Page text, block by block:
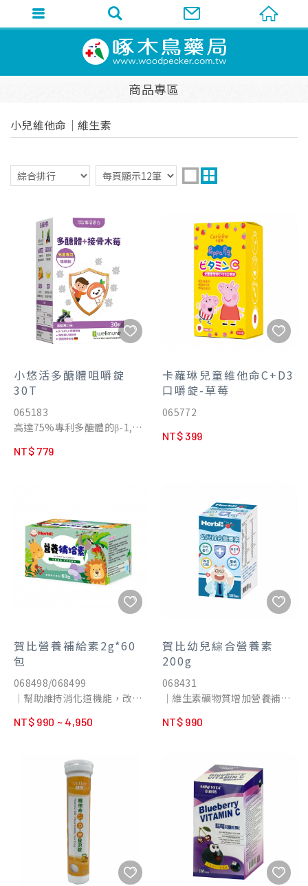
商品專區
小兒維他命│維生素
小悠活多醣體咀嚼錠
30T
065183
高達75%專利多醣體的β-1,3-
● 含德國接骨木莓可增強體
進骨骼及牙齒生長
● 全素可食
NT$ 779
卡蘿琳兒童維他命C+D3
口嚼錠-草莓
065772
NT$ 399
賀比營養補給素2g*60
包
068498/068499
｜幫助維持消化道機能，改變
｜純天然植物性，有利於幼兒
｜消化酵素 幫助消化，使排便
NT$ 990 ~ 4,950
賀比幼兒綜合營養素
200g
068431
｜維生素礦物質增加營養補
體力、也可以促進新陳代謝，
｜100%不含防腐劑
NT$ 990